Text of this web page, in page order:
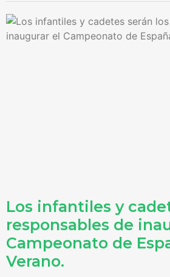
Los infantiles y
responsables de
Campeonato de
Verano.